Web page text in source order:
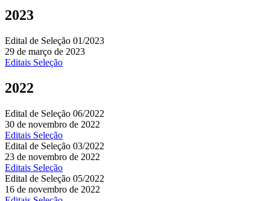
2023
Edital de Seleção 01/2023
29 de março de 2023
Editais Seleção
2022
Edital de Seleção 06/2022
30 de novembro de 2022
Editais Seleção
Edital de Seleção 03/2022
23 de novembro de 2022
Editais Seleção
Edital de Seleção 05/2022
16 de novembro de 2022